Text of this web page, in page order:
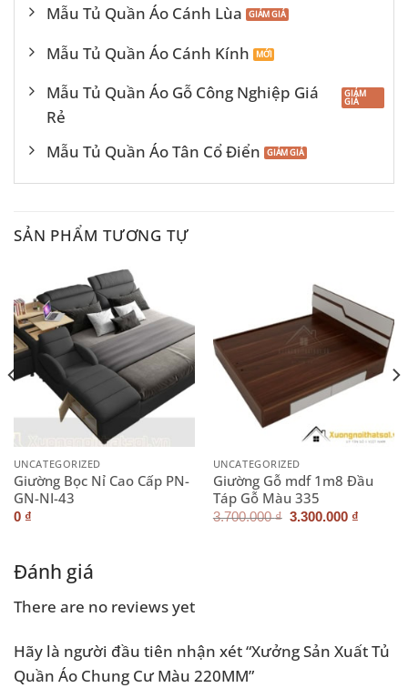
Mẫu Tủ Quần Áo Cánh Lùa
Mẫu Tủ Quần Áo Cánh Kính
Mẫu Tủ Quần Áo Gỗ Công Nghiệp Giá
Rẻ
Mẫu Tủ Quần Áo Tân Cổ Điển
SẢN PHẨM TƯƠNG TỰ
UNCATEGORIZED
Giường Bọc Nỉ Cao Cấp PN-
GN-NI-43
0 ₫
UNCATEGORIZED
Giường Gỗ mdf 1m8 Đầu
Táp Gỗ Màu 335
3.700.000₫ Giá
3.300.000 ₫
Đánh giá
There are no reviews yet
Hãy là người đầu tiên nhận xét “Xưởng Sản Xuất Tủ
Quần Áo Chung Cư Màu 220MM”